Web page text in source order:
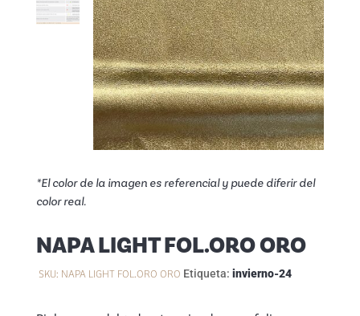
*El color de la imagen es referencial y puede diferir del
color real.
NAPA LIGHT FOL.ORO ORO
SKU: NAPA LIGHT FOL.ORO ORO Etiqueta: invierno-24